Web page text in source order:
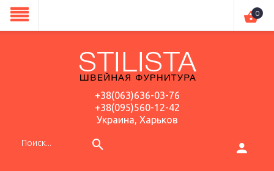
+38(063)636-03-76
+38(095)560-12-42
Украина, Харьков
0